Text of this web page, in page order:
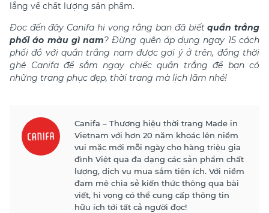
lắng về chất lượng sản phẩm.
Đọc đến đây Canifa hi vọng rằng bạn đã biếtquần trắng
phối áo màu gì nam? Đừng quênáp dụng ngay 15 cách
phối đồ với quần trắng nam được gợi ý ở trên, đồng thời
ghé Canifa để sắm ngay chiếc quần trắng để bạn có
những trang phục đẹp, thời trang mà lịch lãm nhé!
Canifa – Thương hiệu thời trang Made in
Vietnam với hơn 20 năm khoác lên niềm
vui mặc mới mỗi ngày cho hàng triệu gia
đình Việt qua đa dạng các sản phẩm chất
lượng, dịch vụ mua sắm tiện ích. Với niềm
đam mê chia sẻ kiến thức thông qua bài
viết, hi vọng có thể cung cấp thông tin
hữu ích tới tất cả người đọc!